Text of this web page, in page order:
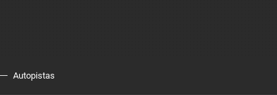
Autopistas